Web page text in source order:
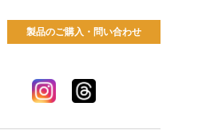
製品のご購入・問い合わせ